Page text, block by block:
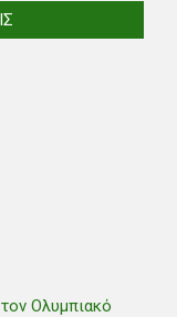
Ολυμπιακό